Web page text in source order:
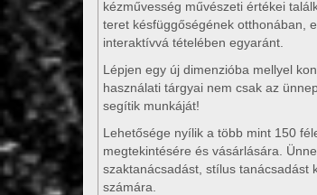
kézművesség művészeti értékei
teret késfüggőségének otthonában,
interaktívvá tételében egyaránt.
Lépjen egy új dimenzióba mellyel
használati tárgyai nem csak az
segítik munkáját!
Lehetősége nyílik a több mint 150
megtekintésére és vásárlására.
szaktanácsadást, stílus tanácsadást
számára.